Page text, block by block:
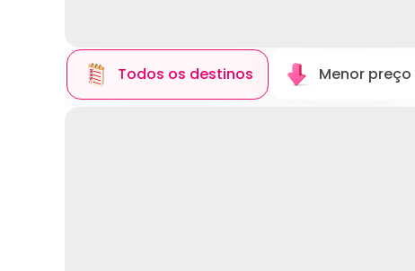
Todos os destinos Menor preço